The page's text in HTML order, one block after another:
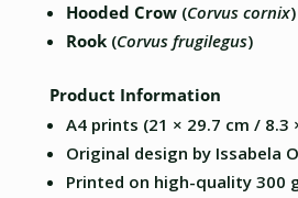
Hooded Crow(Corvus cornix)
Rook(Corvus frugilegus)
Product Information
A4 prints (21 × 29.7 cm / 8.3
Original design by Issabela
Printed on high-quality 300